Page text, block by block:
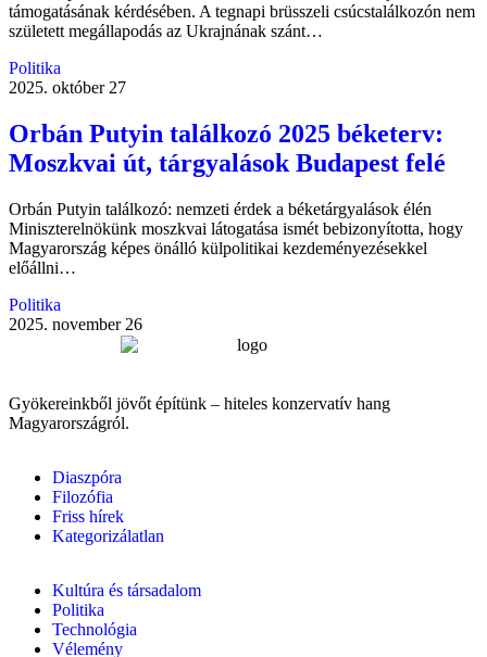
támogatásának kérdésében. A tegnapi brüsszeli csúcstalálkozón nem
született megállapodás az Ukrajnának szánt…
Politika
2025. október 27
Orbán Putyin találkozó 2025 béketerv:
Moszkvai út, tárgyalások Budapest felé
Orbán Putyin találkozó: nemzeti érdek a béketárgyalások élén
Miniszterelnökünk moszkvai látogatása ismét bebizonyította, hogy
Magyarország képes önálló külpolitikai kezdeményezésekkel
előállni…
Politika
2025. november 26
Gyökereinkből jövőt építünk – hiteles konzervatív hang
Magyarországról.
Diaszpóra
Filozófia
Friss hírek
Kategorizálatlan
Kultúra és társadalom
Politika
Technológia
Vélemény